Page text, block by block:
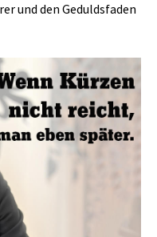
und den Geduldsfaden